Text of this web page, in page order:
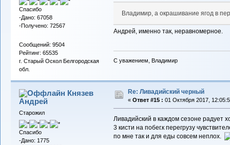
Спасибо
-Дано: 67058
-Получено: 72567
Сообщений: 9504
Рейтинг: 65535
г. Старый Оскол Белгородская
обл.
Владимир, а окрашивание ягод в
Андрей, именно так, неравномерное.
С уважением, Владимир
Князев
Андрей
Старожил
Спасибо
-Дано: 1775
Re: Ливадийский черный
« Ответ #15 : 01 Октября 2017,
Ливадийский в каждом сезоне радует
3 кисти на побег.к перегрузу
по мне так и для еды совсем неплох.